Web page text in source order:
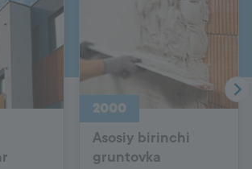
2000
Asosiy birinchi
gruntovka